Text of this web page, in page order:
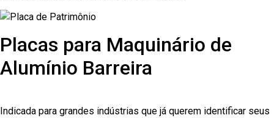
Placas para Maquinário de
Alumínio Barreira
Indicada para grandes indústrias que já querem identificar seus